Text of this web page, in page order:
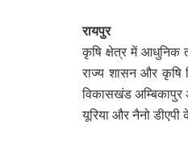
रायपुर
कृषि क्षेत्र में आधुनिक
राज्य शासन और कृषि
विकासखंड अम्बिकापुर
यूरिया और नैनो